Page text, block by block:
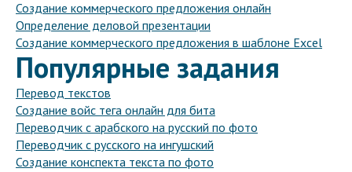
Создание коммерческого предложения онлайн
Определение деловой презентации
Создание коммерческого предложения в шаблоне Excel
Популярные задания
Перевод текстов
Создание войс тега онлайн для бита
Переводчик с арабского на русский по фото
Переводчик с русского на ингушский
Создание конспекта текста по фото